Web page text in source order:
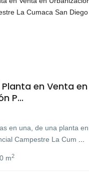
Planta en Venta en
P...
en una, de una planta
Campestre La Cum
m2